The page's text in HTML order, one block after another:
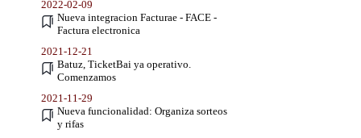
2022-02-09
Nueva integracion Facturae - FACE -
Factura electronica
2021-12-21
Batuz, TicketBai ya operativo.
Comenzamos
2021-11-29
Nueva funcionalidad: Organiza sorteos
y rifas